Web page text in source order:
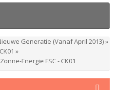
Generatie (vanaf April 2013)»
»
Energie FSC - CK01